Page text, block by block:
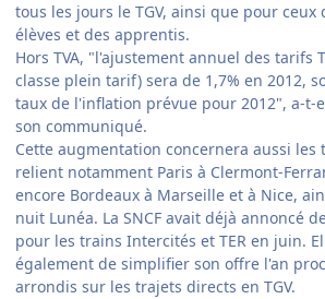
tous les jours le TGV, ainsi que pour ceux
élèves et des apprentis.
Hors TVA, "l'ajustement annuel des tarifs
classe plein tarif) sera de 1,7% en 2012,
taux de l'inflation prévue pour 2012", a-t-
son communiqué.
Cette augmentation concernera aussi les
relient notamment Paris à Clermont-
encore Bordeaux à Marseille et à Nice,
nuit Lunéa. La SNCF avait déjà annoncé
pour les trains Intercités et TER en juin.
également de simplifier son offre l'an
arrondis sur les trajets directs en TGV.